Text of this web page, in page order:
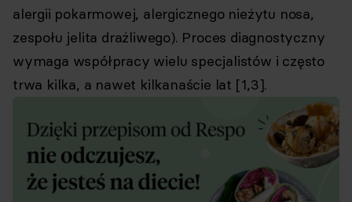
alergii pokarmowej, alergicznego nieżytu nosa,
zespołu jelita drażliwego). Proces diagnostyczny
wymaga współpracy wielu specjalistów i często
trwa kilka, a nawet kilkanaście lat [1,3].